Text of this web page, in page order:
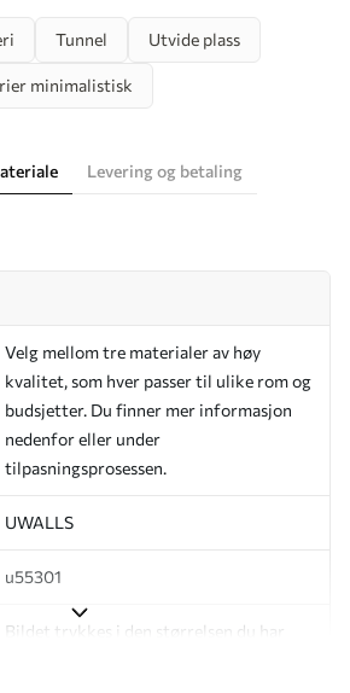
Tunnel Utvide plass
minimalistisk
Levering og betaling
Velg mellom tre materialer av høy
kvalitet, som hver passer til ulike rom og
budsjetter. Du finner mer informasjon
nedenfor eller under
tilpasningsprosessen.
UWALLS
u55301
Bildet trykkes i den størrelsen du har